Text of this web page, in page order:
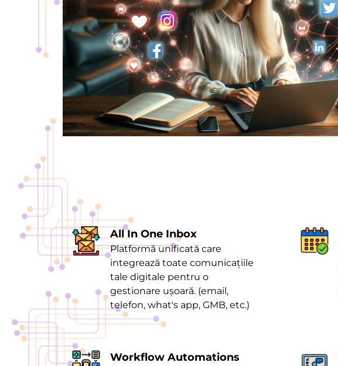
All In One Inbox
Platformă unificată care
integrează toate comunicațiile
tale digitale pentru o
gestionare ușoară. (email,
telefon, what's app, GMB, etc.)
Workflow Automations